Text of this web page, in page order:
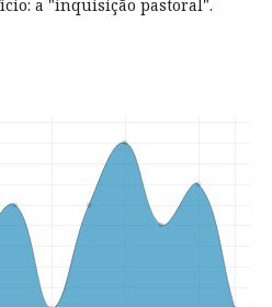
a "inquisição pastoral".